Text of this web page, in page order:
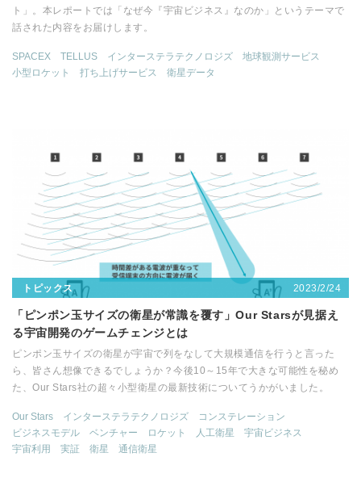
ト」。本レポートでは「なぜ今『宇宙ビジネス』なのか」というテーマで
話された内容をお届けします。
SPACEX TELLUS インターステラテクノロジズ
地球観測サービス
小型ロケット
打ち上げサービス 衛星データ
トピックス 2023/2/24
「ピンポン玉サイズの衛星が常識を覆す」Our Starsが見据え
る宇宙開発のゲームチェンジとは
ピンポン玉サイズの衛星が宇宙で列をなして大規模通信を行うと言った
ら、皆さん想像できるでしょうか？今後10～15年で大きな可能性を秘め
た、Our Stars社の超々小型衛星の最新技術についてうかがいました。
Our Stars インターステラテクノロジズ
コンステレーション
ビジネスモデル
ベンチャー ロケット 人工衛星
宇宙ビジネス
宇宙利用
実証 衛星 通信衛星